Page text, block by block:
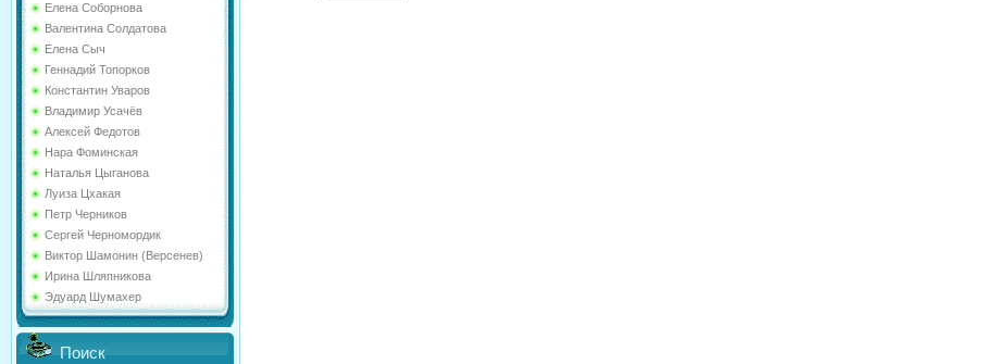
Елена Соборнова
Валентина Солдатова
Елена Сыч
Геннадий Топорков
Константин Уваров
Владимир Усачёв
Алексей Федотов
Нара Фоминская
Наталья Цыганова
Луиза Цхакая
Петр Черников
Сергей Черномордик
Виктор Шамонин (Версенев)
Ирина Шляпникова
Эдуард Шумахер
Поиск